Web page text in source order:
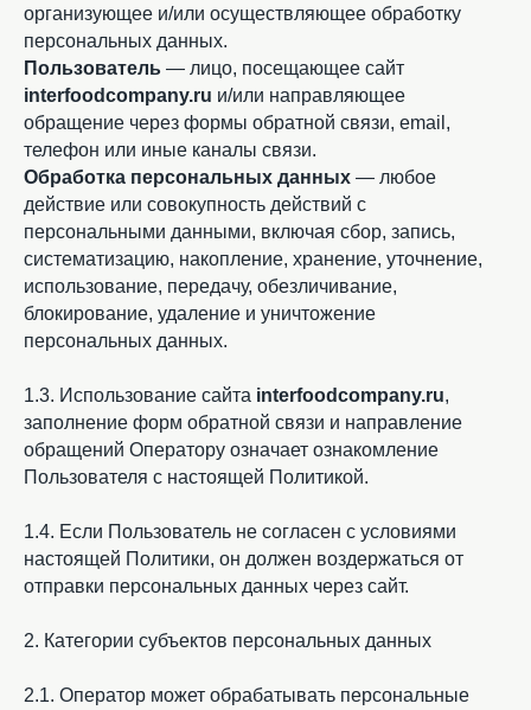
организующее и/или осуществляющее обработку
персональных данных.
Пользователь — лицо, посещающее сайт
interfoodcompany.ru и/или направляющее
обращение через формы обратной связи, email,
телефон или иные каналы связи.
Обработка персональных данных — любое
действие или совокупность действий с
персональными данными, включая сбор, запись,
систематизацию, накопление, хранение, уточнение,
использование, передачу, обезличивание,
блокирование, удаление и уничтожение
персональных данных.
1.3. Использование сайта interfoodcompany.ru,
заполнение форм обратной связи и направление
обращений Оператору означает ознакомление
Пользователя с настоящей Политикой.
1.4. Если Пользователь не согласен с условиями
настоящей Политики, он должен воздержаться от
отправки персональных данных через сайт.
2. Категории субъектов персональных данных
2.1. Оператор может обрабатывать персональные